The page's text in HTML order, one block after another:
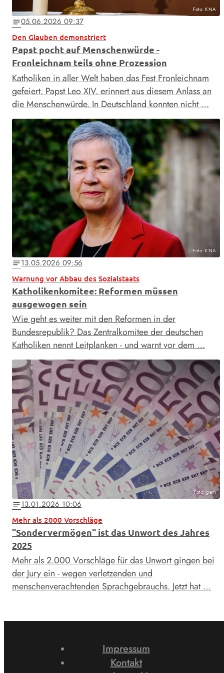
Foto: KNA
notes05.06.2026 09:37
Den Glauben demonstriert
Papst pocht auf Menschenwürde -
Fronleichnam teils ohne Prozession
Katholiken in aller Welt haben das Fest Fronleichnam
gefeiert. Papst Leo XIV. erinnert aus diesem Anlass an
die Menschenwürde. In Deutschland konnten nicht …
Foto: KNA
notes13.05.2026 09:56
Warnung vor Abbau des Sozialstaats
Katholikenkomitee: Reformen müssen
ausgewogen sein
Wie geht es weiter mit den Reformen in der
Bundesrepublik? Das Zentralkomitee der deutschen
Katholiken nennt Leitplanken - und warnt vor dem …
Foto: gem
notes13.01.2026 10:06
Mehr als 2000 Vorschläge
"Sondervermögen" ist das Unwort des Jahres
2025
Mehr als 2.000 Vorschläge für das Unwort gingen bei
der Jury ein - wegen verletzenden und
menschenverachtenden Sprachgebrauchs. Jetzt hat …
Impressum
Kontakt